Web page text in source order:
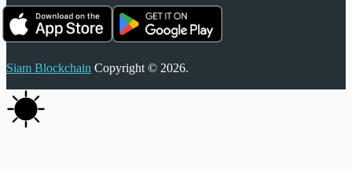
Siam Blockchain Copyright © 2026.